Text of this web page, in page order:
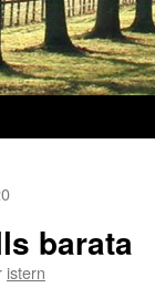
barata
istern